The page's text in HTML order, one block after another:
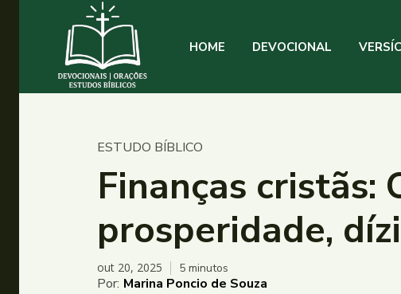
HOME DEVOCIONAL
ESTUDO BÍBLICO
Finanças cristãs:
prosperidade,
out 20, 2025 5 minutos
Por: Marina Poncio de Souza